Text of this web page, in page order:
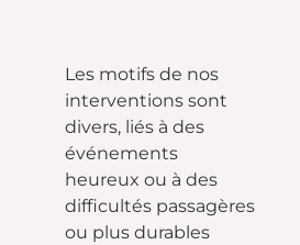
Les motifs de nos
interventions sont
divers, liés à des
événements
heureux ou à des
difficultés passagères
ou plus durables